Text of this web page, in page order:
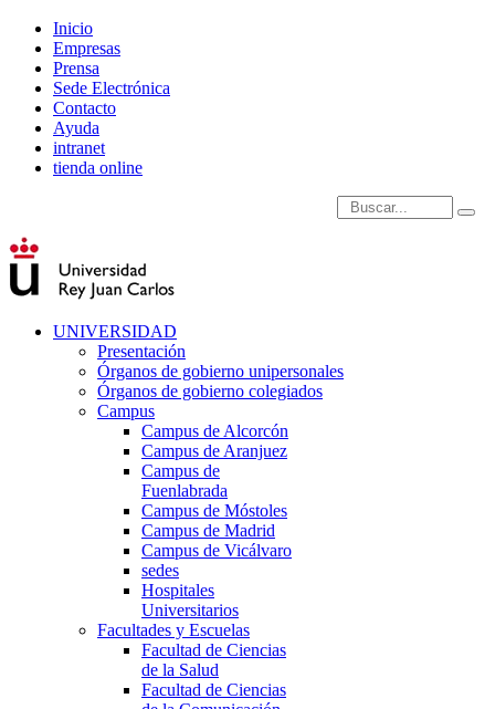
Inicio
Empresas
Prensa
Sede Electrónica
Contacto
Ayuda
intranet
tienda online
Introduce términos de
UNIVERSIDAD
Presentación
Órganos de gobierno unipersonales
Órganos de gobierno colegiados
Campus
Campus de Alcorcón
Campus de Aranjuez
Campus de
Fuenlabrada
Campus de Móstoles
Campus de Madrid
Campus de Vicálvaro
sedes
Hospitales
Universitarios
Facultades y Escuelas
Facultad de Ciencias
de la Salud
Facultad de Ciencias